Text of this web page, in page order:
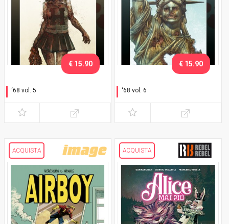
‘68 vol. 5
€ 15.90
‘68 vol. 6
€ 15.90
ACQUISTA ACQUISTA